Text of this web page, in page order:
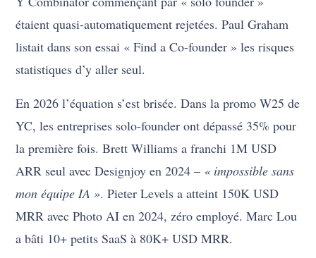
étaient quasi-automatiquement rejetées. Paul Graham
listait dans son essai « Find a Co-founder » les risques
statistiques d’y aller seul.
En 2026 l’équation s’est brisée. Dans la promo W25 de
YC, les entreprises solo-founder ont dépassé 35% pour
la première fois. Brett Williams a franchi 1M USD
ARR seul avec Designjoy en 2024 – « impossible sans
mon équipe IA ». Pieter Levels a atteint 150K USD
MRR avec Photo AI en 2024, zéro employé. Marc Lou
a bâti 10+ petits SaaS à 80K+ USD MRR.